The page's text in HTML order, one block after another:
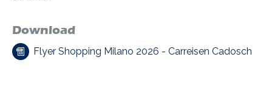
Download
Flyer Shopping Milano 2026 - Carreisen Cadosch